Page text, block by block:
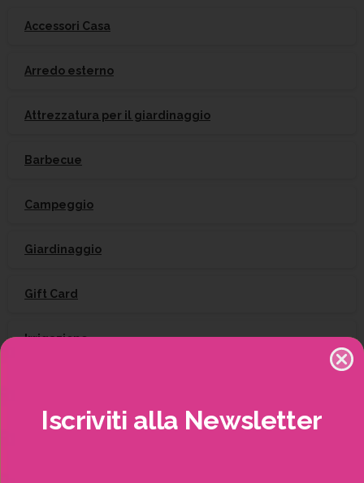
Accessori Casa
Arredo esterno
Attrezzatura per il giardinaggio
Barbecue
Campeggio
Giardinaggio
Gift Card
Irrigazione
Piante
Iscriviti alla Newsletter